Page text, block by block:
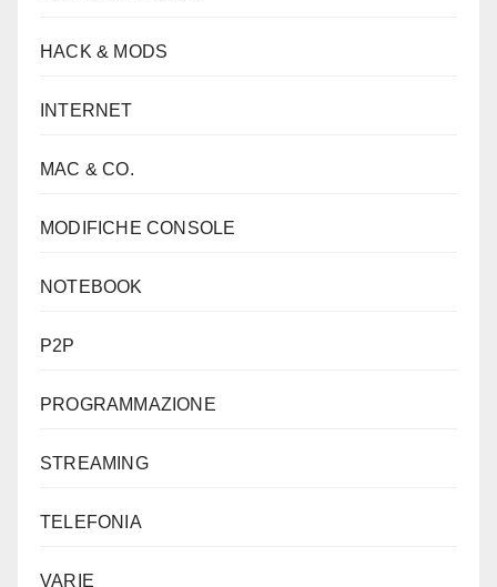
HACK & MODS
INTERNET
MAC & CO.
MODIFICHE CONSOLE
NOTEBOOK
P2P
PROGRAMMAZIONE
STREAMING
TELEFONIA
VARIE